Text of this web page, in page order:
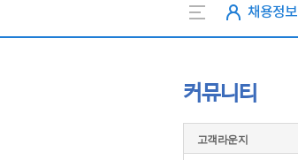
채용정보
커뮤니티
고객라운지